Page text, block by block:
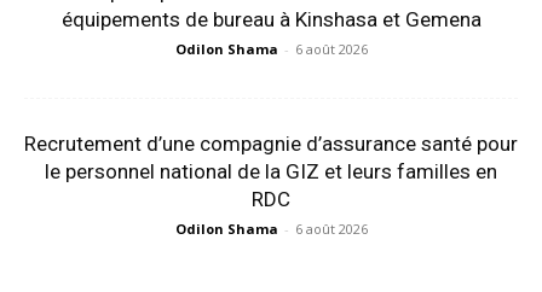
équipements de bureau à Kinshasa et Gemena
Odilon Shama - 6 août 2026
Recrutement d’une compagnie d’assurance santé pour
le personnel national de la GIZ et leurs familles en
RDC
Odilon Shama - 6 août 2026